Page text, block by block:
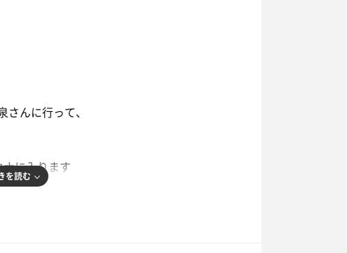
になれば良いのになぁ😆
堪能しました
念
りしていたかな
、
んに行って、
に入ります
を読む